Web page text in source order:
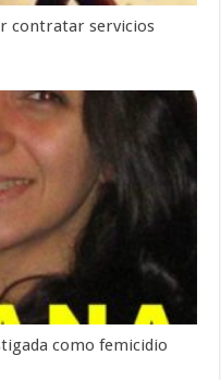
contratar servicios
como femicidio